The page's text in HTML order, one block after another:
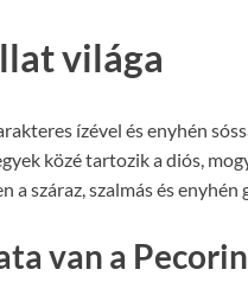
világa
ízével és enyhén
közé tartozik a diós,
a száraz, szalmás és
van a